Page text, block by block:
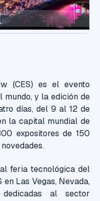
(CES) es el evento
y la edición de
días, del 9 al 12 de
la capital mundial de
expositores de 150
feria tecnológica del
Las Vegas, Nevada,
al sector